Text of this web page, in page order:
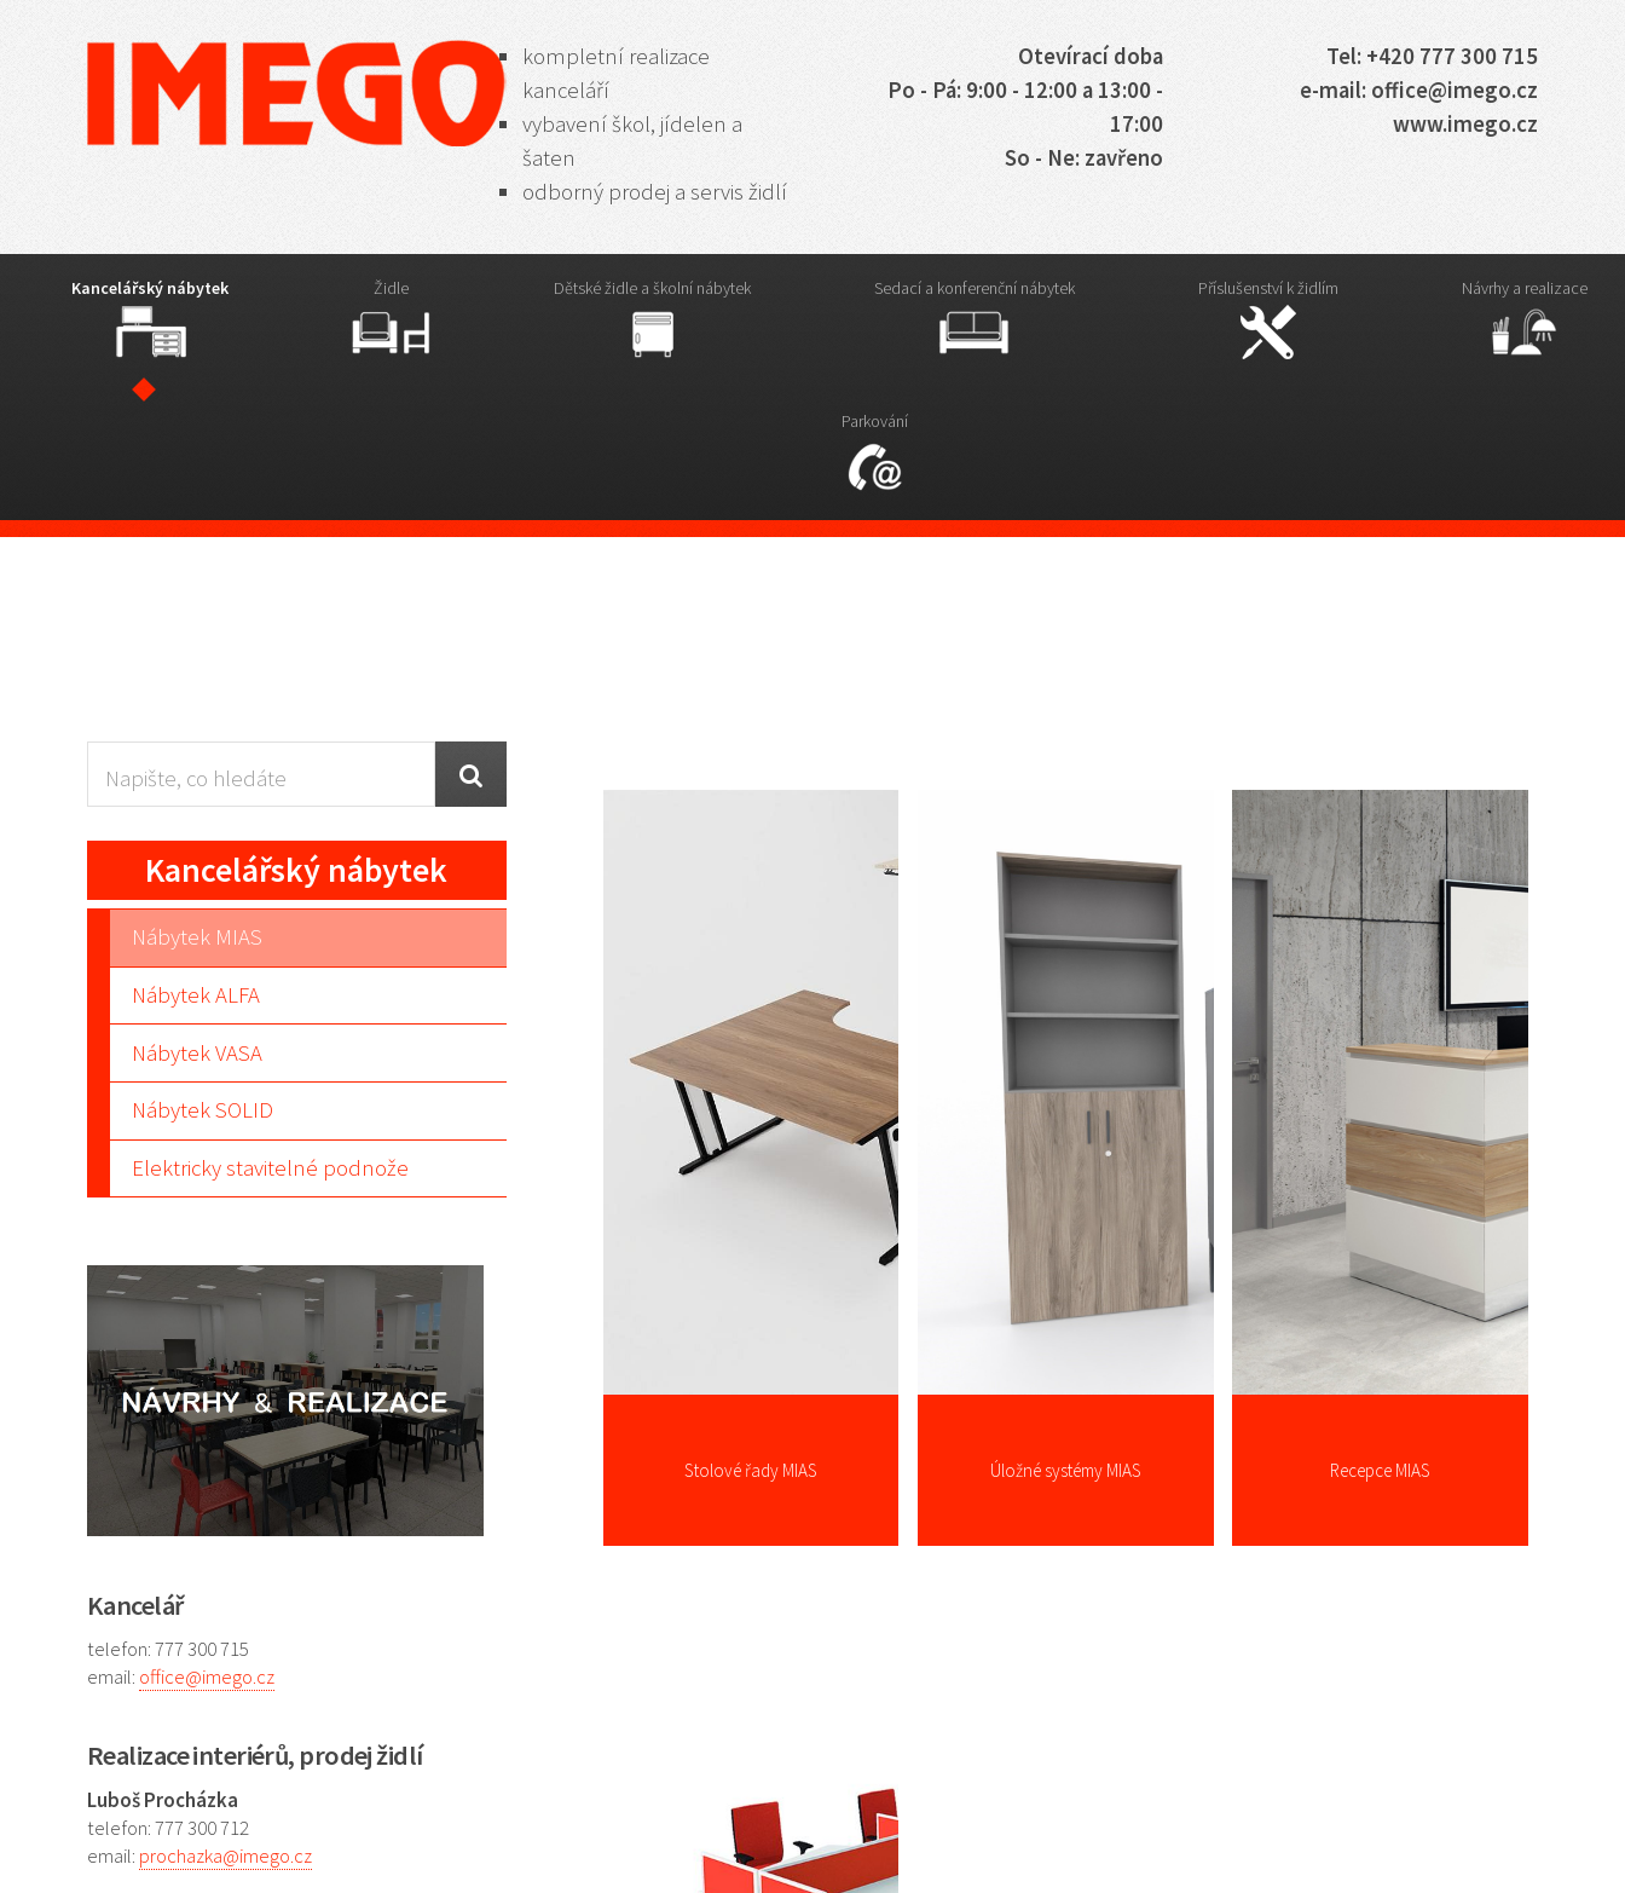
kompletní realizace
kanceláří
vybavení škol, jídelen a
šaten
odborný prodej a servis židlí
Otevírací doba
Po - Pá: 9:00 - 12:00 a 13:00 -
17:00
So - Ne: zavřeno
Tel: +420 777 300 715
e-mail: office@imego.cz
www.imego.cz
Kancelářský nábytek Židle Dětské židle a školní nábytek Sedací a konferenční nábytek Příslušenství k židlím Návrhy a realizace
Parkování
Kancelářský nábytek
Nábytek MIAS
Nábytek ALFA
Nábytek VASA
Nábytek SOLID
Elektricky stavitelné podnože
Kancelář
telefon: 777 300 715
email: office@imego.cz
Realizace interiérů, prodej židlí
Luboš Procházka
telefon: 777 300 712
email: prochazka@imego.cz
Stolové řady MIAS
více zde ...
Úložné systémy MIAS Recepce MIAS
více zde ...